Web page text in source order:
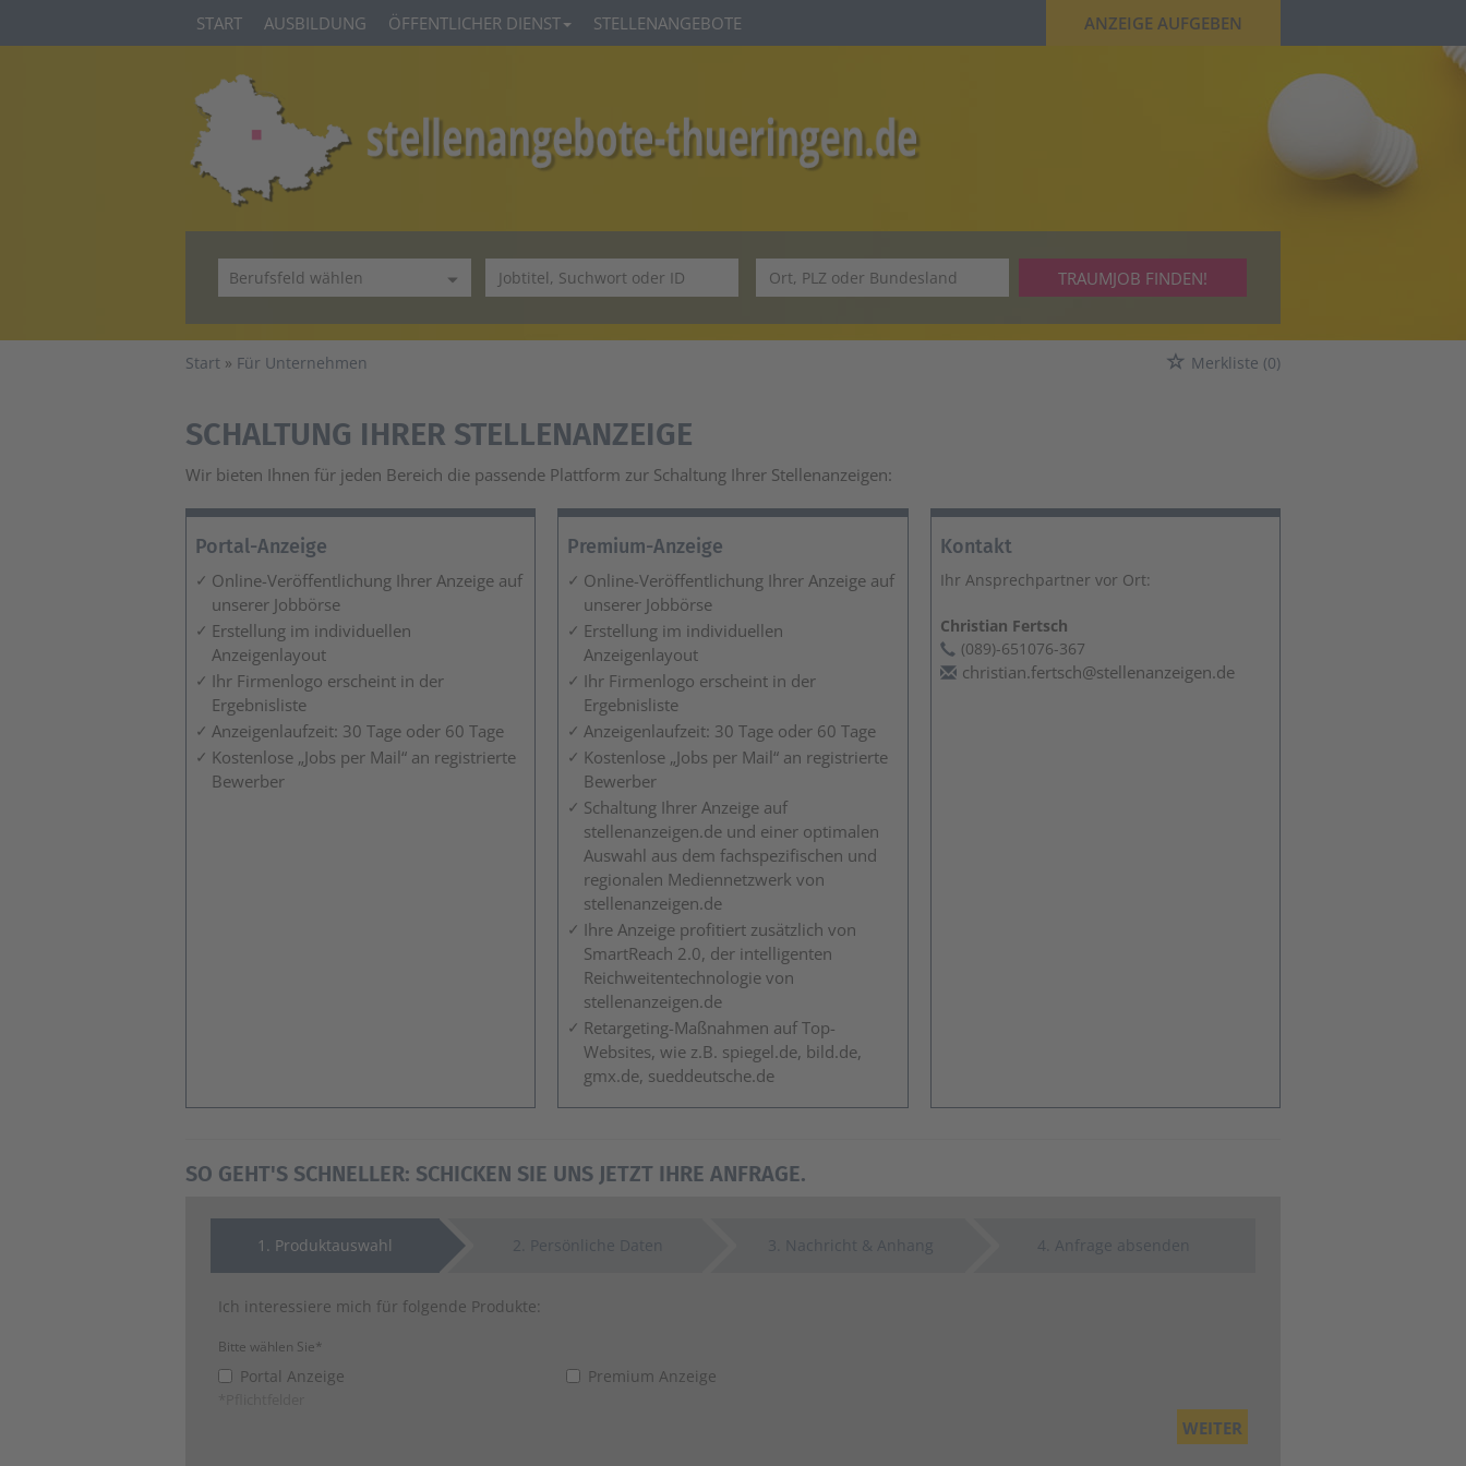
START AUSBILDUNG ÖFFENTLICHER DIENST STELLENANGEBOTE ANZEIGE AUFGEBEN
TRAUMJOB FINDEN!
Start Für Unternehmen Merkliste (0)
SCHALTUNG IHRER STELLENANZEIGE
Wir bieten Ihnen für jeden Bereich die passende Plattform zur Schaltung Ihrer Stellenanzeigen:
Portal-Anzeige
Online-Veröffentlichung Ihrer Anzeige auf
unserer Jobbörse
Erstellung im individuellen
Anzeigenlayout
Ihr Firmenlogo erscheint in der
Ergebnisliste
Anzeigenlaufzeit: 30 Tage oder 60 Tage
Kostenlose „Jobs per Mail“ an registrierte
Bewerber
Premium-Anzeige
Online-Veröffentlichung Ihrer Anzeige auf
unserer Jobbörse
Erstellung im individuellen
Anzeigenlayout
Ihr Firmenlogo erscheint in der
Ergebnisliste
Anzeigenlaufzeit: 30 Tage oder 60 Tage
Kostenlose „Jobs per Mail“ an registrierte
Bewerber
Schaltung Ihrer Anzeige auf
stellenanzeigen.de und einer optimalen
Auswahl aus dem fachspezifischen und
regionalen Mediennetzwerk von
stellenanzeigen.de
Ihre Anzeige profitiert zusätzlich von
SmartReach 2.0, der intelligenten
Reichweitentechnologie von
stellenanzeigen.de
Retargeting-Maßnahmen auf Top-
Websites, wie z.B. spiegel.de, bild.de,
gmx.de, sueddeutsche.de
Kontakt
Ihr Ansprechpartner vor Ort:
Christian Fertsch
(089)-651076-367
christian.fertsch@stellenanzeigen.de
SO GEHT'S SCHNELLER: SCHICKEN SIE UNS JETZT IHRE ANFRAGE.
1 . Produktauswahl 2 . Persönliche Daten 3 . Nachricht & Anhang 4 . Anfrage absenden
Ich interessiere mich für folgende Produkte:
Bitte wählen Sie*
Portal Anzeige Premium Anzeige